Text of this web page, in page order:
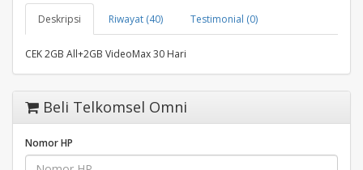
Deskripsi Riwayat (40) Testimonial (0)
CEK 2GB All+2GB VideoMax 30 Hari
Beli Telkomsel Omni
Nomor HP